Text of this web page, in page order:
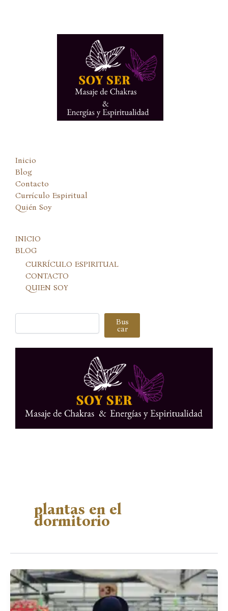
Inicio
Blog
Contacto
Currículo Espiritual
Quién Soy
INICIO
BLOG
CURRÍCULO ESPIRITUAL
CONTACTO
QUIEN SOY
Buscar Bus
car
plantas en el
dormitorio